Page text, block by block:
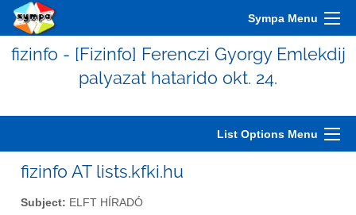
Sympa Menu
fizinfo - [Fizinfo] Ferenczi Gyorgy Emlekdij
palyazat hatarido okt. 24.
List Options Menu
fizinfo AT lists.kfki.hu
Subject: ELFT HÍRADÓ